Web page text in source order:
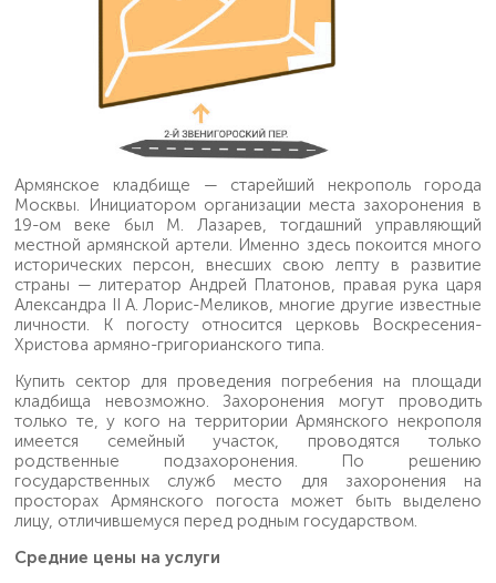
Армянское кладбище — старейший некрополь города
Москвы. Инициатором организации места захоронения в
19-ом веке был М. Лазарев, тогдашний управляющий
местной армянской артели. Именно здесь покоится много
исторических персон, внесших свою лепту в развитие
страны — литератор Андрей Платонов, правая рука царя
Александра II А. Лорис-Меликов, многие другие известные
личности. К погосту относится церковь Воскресения-
Христова армяно-григорианского типа.
Купить сектор для проведения погребения на площади
кладбища невозможно. Захоронения могут проводить
только те, у кого на территории Армянского некрополя
имеется семейный участок, проводятся только
родственные подзахоронения. По решению
государственных служб место для захоронения на
просторах Армянского погоста может быть выделено
лицу, отличившемуся перед родным государством.
Средние цены на услуги